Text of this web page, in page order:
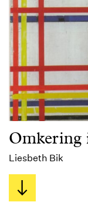
Omkering
Liesbeth Bik